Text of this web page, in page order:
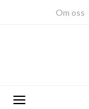
Om oss